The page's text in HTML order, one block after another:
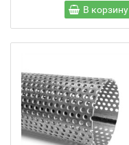
В корзину